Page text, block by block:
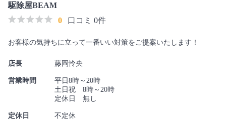
駆除屋BEAM
0
口コミ 0件
お客様の気持ちに立って一番いい対策をご提案いたします！
店長 藤岡怜央
営業時間
平日8時～20時
土日祝 8時～20時
定休日 無し
定休日 不定休